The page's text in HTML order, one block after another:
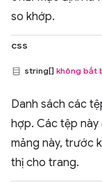
so khớp.
css
string[] không bắt
Danh sách các
hợp. Các tệp
mảng này, trước
thị cho trang.